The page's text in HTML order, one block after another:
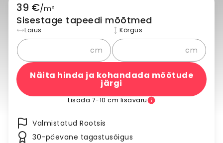
39 €/m²
Sisestage tapeedi mõõtmed
Laius
cm
Kõrgus
cm
Näita hinda ja kohandada mõõtude
järgi
Lisada 7-10 cm lisavaru
Valmistatud Rootsis
30-päevane tagastusõigus